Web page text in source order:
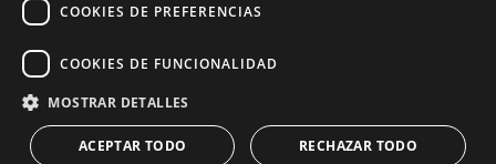
P: (+34) 952 902 723
Member of
© 2026 · Benarroch Real Estate · política de privacidad·aviso legal
COOKIES DE PREFERENCIAS
COOKIES DE FUNCIONALIDAD
MOSTRAR DETALLES
ACEPTAR TODO RECHAZAR TODO